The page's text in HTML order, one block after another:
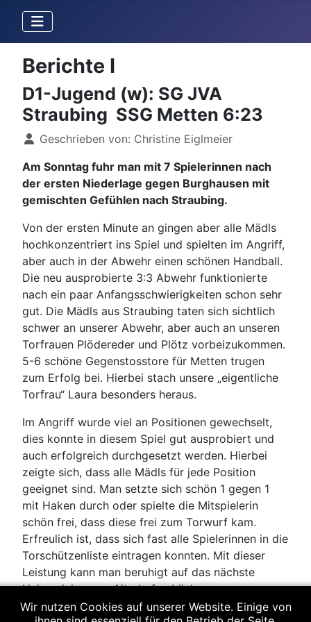
Berichte I
D1-Jugend (w): SG JVA
Straubing  SSG Metten 6:23
DetailsGeschrieben von: Christine Eiglmeier
Am Sonntag fuhr man mit 7 Spielerinnen nach
der ersten Niederlage gegen Burghausen mit
gemischten Gefühlen nach Straubing.
Von der ersten Minute an gingen aber alle Mädls
hochkonzentriert ins Spiel und spielten im Angriff,
aber auch in der Abwehr einen schönen Handball.
Die neu ausprobierte 3:3 Abwehr funktionierte
nach ein paar Anfangsschwierigkeiten schon sehr
gut. Die Mädls aus Straubing taten sich sichtlich
schwer an unserer Abwehr, aber auch an unseren
Torfrauen Plödereder und Plötz vorbeizukommen.
5-6 schöne Gegenstosstore für Metten trugen
zum Erfolg bei. Hierbei stach unsere „eigentliche
Torfrau“ Laura besonders heraus.
Im Angriff wurde viel an Positionen gewechselt,
dies konnte in diesem Spiel gut ausprobiert und
auch erfolgreich durchgesetzt werden. Hierbei
zeigte sich, dass alle Mädls für jede Position
geeignet sind. Man setzte sich schön 1 gegen 1
mit Haken durch oder spielte die Mitspielerin
schön frei, dass diese frei zum Torwurf kam.
Erfreulich ist, dass sich fast alle Spielerinnen in die
Torschützenliste eintragen konnten. Mit dieser
Leistung kann man beruhigt auf das nächste
Heimspiel gegen Aiterhofen blicken.
Wir nutzen Cookies auf unserer Website. Einige von